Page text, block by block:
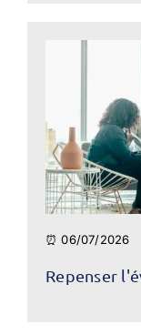
⏰ 06/07/2026
Repenser